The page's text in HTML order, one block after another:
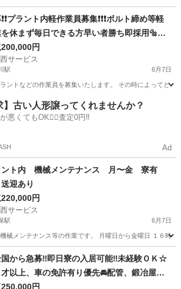
駅 手伝いたい/助けたい 断捨離
プラント内軽作業員募集❗️❗️❗️ボルト締め等軽
休まず毎日できる方早い者勝ち即採用🔩沢
事はございますのでまずはお問い合わせ下さ
200,000円
サービス
駅 6月7日
ントなどの作業員を募集いたします。 その時によってど
川駅 その他 兵庫 姫路市
】古い人形譲ってくれませんか？
悪くてもOK🙆‍♀️査定0円‼️
Ad
ント内 機械メンテナンス 月〜金 寮有
迎あり
220,000円
サービス
駅 6月7日
械メンテナンス等の作業です。 月曜日から金曜日 １６時
保駅 その他 兵庫 姫路市 夢前川駅
から急募‼️即日寮の入居可能‼️未経験ＯＫ☆
才以上、車の免許有り優先🚘配管、鍛冶屋、
げ工手元から‼️ 土、日、祝は基本的にお休み
250,000円